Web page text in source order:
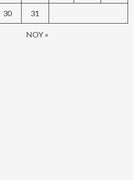
NOY »
30 31